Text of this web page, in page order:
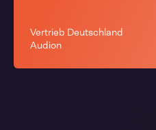
Vertrieb Deutschland
Audion